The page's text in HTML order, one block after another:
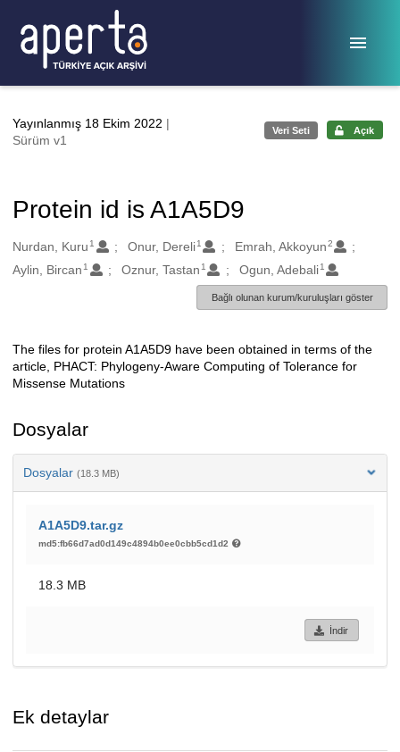
Yayınlanmış 18 Ekim 2022 |
Sürüm v1
Veri Seti Açık
Protein id is A1A5D9
Oluşturanlar
Nurdan, Kuru 1 Onur, Dereli 1 Emrah, Akkoyun2
Aylin, Bircan 1 Oznur, Tastan 1 Ogun, Adebali 1
Bağlı olunan kurum/kuruluşları göster
Açıklama
The files for protein A1A5D9 have been obtained in terms of the
article, PHACT: Phylogeny-Aware Computing of Tolerance for
Missense Mutations
Dosyalar
Dosyalar (18.3 MB)
A1A5D9.tar.gz
md5:fb66d7ad0d149c4894b0ee0cbb5cd1d2
18.3 MB
İndir
Ek detaylar